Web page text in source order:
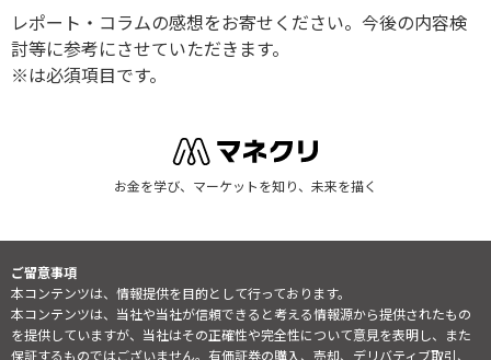
レポート・コラムの感想をお寄せください。今後の内容検
討等に参考にさせていただきます。
※は必須項目です。
お金を学び、マーケットを知り、未来を描く
ご留意事項
本コンテンツは、情報提供を目的として行っております。
本コンテンツは、当社や当社が信頼できると考える情報源から提供されたもの
を提供していますが、当社はその正確性や完全性について意見を表明し、また
保証するものではございません。有価証券の購入、売却、デリバティブ取引、